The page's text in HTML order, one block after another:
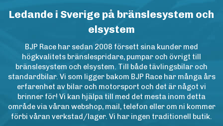
Ledande i Sverige på bränslesystem och
elsystem
BJP Race har sedan 2008 försett sina kunder med
högkvalitets bränslespridare, pumpar och övrigt till
bränslesystem och elsystem. Till både tävlingsbilar och
standardbilar. Vi som ligger bakom BJP Race har många års
erfarenhet av bilar och motorsport och det är något vi
brinner för! Vi kan hjälpa till med det mesta inom detta
område via våran webshop, mail, telefon eller om ni kommer
förbi våran verkstad/lager. Vi har ingen traditionell butik.